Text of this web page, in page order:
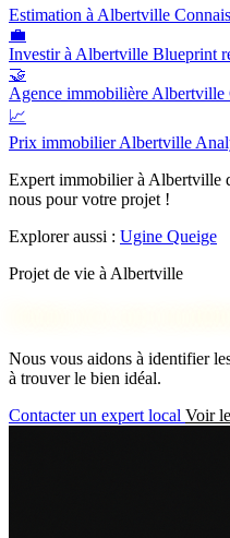
Estimation à Albertville
💼
Investir à Albertville Blueprint
🤝
Agence immobilière Albertville
📈
Prix immobilier Albertville
Expert immobilier à Albertville
nous pour votre projet !
Explorer aussi : Ugine Queige
Projet de vie à Albertville
Nous vous aidons à identifier
à trouver le bien idéal.
Contacter un expert local Voir